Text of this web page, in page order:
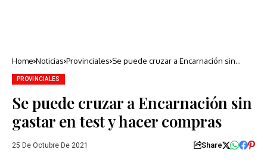
Home Noticias Provinciales Se puede cruzar a Encarnación sin
PROVINCIALES
Se puede cruzar a Encarnación sin
gastar en test y hacer compras
25 De Octubre De 2021 Share